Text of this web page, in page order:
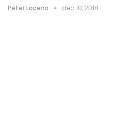
Peter Lacena dec 10, 2018